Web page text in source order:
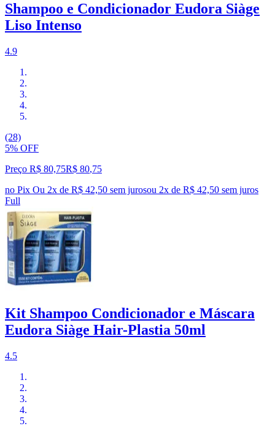
Shampoo e Condicionador Eudora Siàge
Liso Intenso
4.9
(28)
5% OFF
Preço R$ 80,75R$ 80,75
no Pix Ou 2x de R$ 42,50 sem jurosou 2x de R$ 42,50 sem juros
Full
Kit Shampoo Condicionador e Máscara
Eudora Siàge Hair-Plastia 50ml
4.5